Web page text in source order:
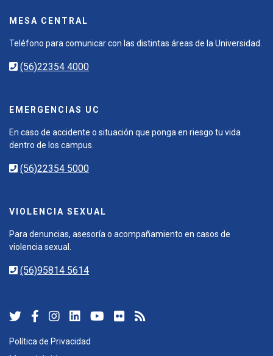
MESA CENTRAL
Teléfono para comunicar con las distintas áreas de la Universidad.
(56)22354 4000
EMERGENCIAS UC
En caso de accidente o situación que ponga en riesgo tu vida
dentro de los campus.
(56)22354 5000
VIOLENCIA SEXUAL
Para denuncias, asesoría o acompañamiento en casos de
violencia sexual.
(56)95814 5614
Política de Privacidad